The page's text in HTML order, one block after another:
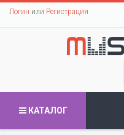
Логин или Регистрация
КАТАЛОГ